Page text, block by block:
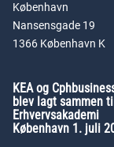
København
Nansensgade 19
1366 København K
KEA og
blev lagt sammen
Erhvervsakademi
København 1. juli